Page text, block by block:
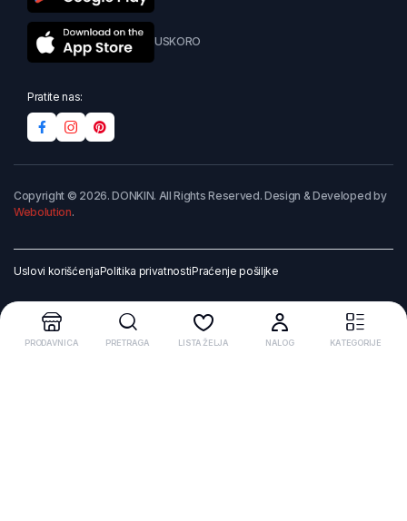
USKORO
Pratite nas:
Copyright © 2026. DONKIN. All Rights Reserved. Design & Developed by
Webolution.
Uslovi korišćenjaPolitika privatnostiPraćenje pošiljke
PRODAVNICA PRETRAGA LISTA ŽELJA NALOG KATEGORIJE